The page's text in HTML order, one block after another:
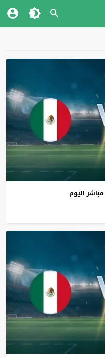
مباشر اليوم